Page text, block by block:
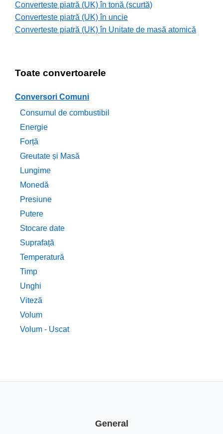
Converteste piatră (UK) în tonă (scurtă)
Converteste piatră (UK) în uncie
Converteste piatră (UK) în Unitate de masă atomică
Toate convertoarele
Conversori Comuni
Consumul de combustibil
Energie
Forță
Greutate și Masă
Lungime
Monedă
Presiune
Putere
Stocare date
Suprafață
Temperatură
Timp
Unghi
Viteză
Volum
Volum - Uscat
General